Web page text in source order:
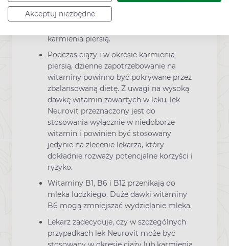
Akceptuj niezbędne
Lek Neurovit nie powinien być
karmienia piersią.
Podczas ciąży i w okresie karmienia
piersią, dzienne zapotrzebowanie na
witaminy powinno być pokrywane przez
zbalansowaną dietę. Z uwagi na wysoką
dawkę witamin zawartych w leku, lek
Neurovit przeznaczony jest do
stosowania wyłącznie w niedoborze
witamin i powinien być stosowany
jedynie na zlecenie lekarza, który
dokładnie rozważy potencjalne korzyści i
ryzyko.
Witaminy B1, B6 i B12 przenikają do
mleka ludzkiego. Duże dawki witaminy
B6 mogą zmniejszać wydzielanie mleka.
Lekarz zadecyduje, czy w szczególnych
przypadkach lek Neurovit może być